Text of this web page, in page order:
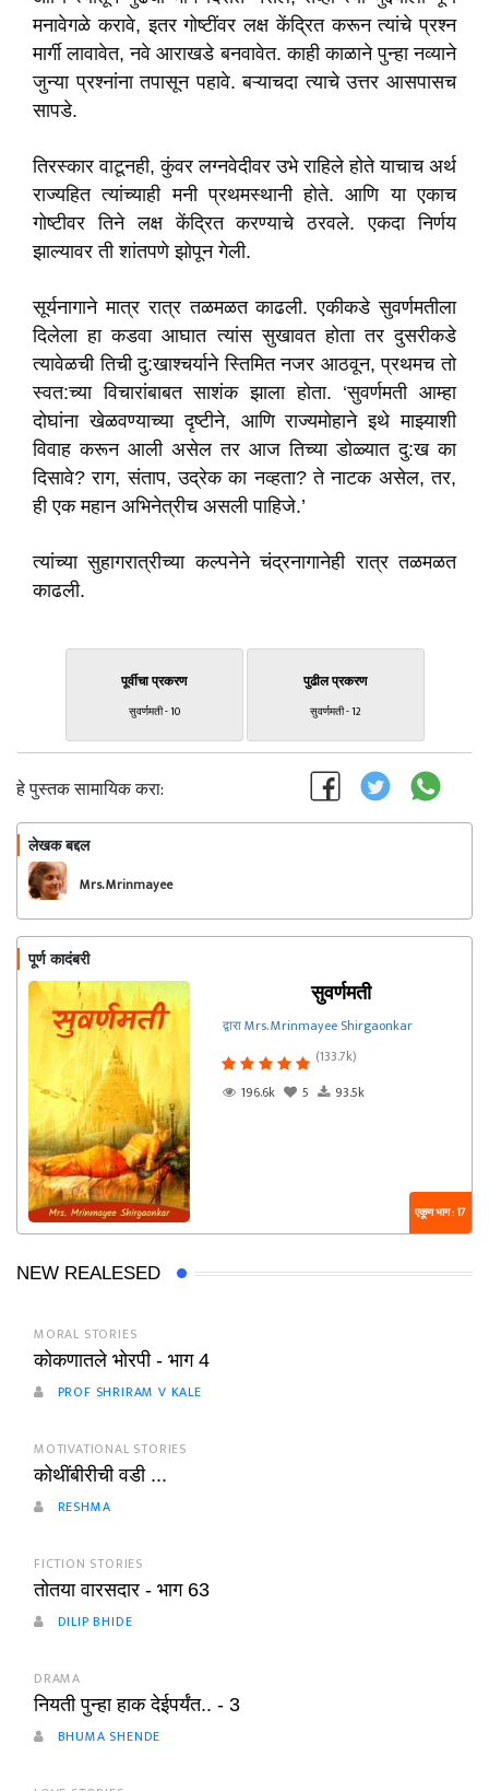
मनावेगळे करावे, इतर गोष्टींवर लक्ष केंद्रित करून त्यांचे प्रश्न
मार्गी लावावेत, नवे आराखडे बनवावेत. काही काळाने पुन्हा नव्याने
जुन्या प्रश्नांना तपासून पहावे. बऱ्याचदा त्याचे उत्तर आसपासच
सापडे.
तिरस्कार वाटूनही, कुंवर लग्नवेदीवर उभे राहिले होते याचाच अर्थ
राज्यहित त्यांच्याही मनी प्रथमस्थानी होते. आणि या एकाच
गोष्टीवर तिने लक्ष केंद्रित करण्याचे ठरवले. एकदा निर्णय
झाल्यावर ती शांतपणे झोपून गेली.
सूर्यनागाने मात्र रात्र तळमळत काढली. एकीकडे सुवर्णमतीला
दिलेला हा कडवा आघात त्यांस सुखावत होता तर दुसरीकडे
त्यावेळची तिची दु:खाश्चर्याने स्तिमित नजर आठवून, प्रथमच तो
स्वत:च्या विचारांबाबत साशंक झाला होता. ‘सुवर्णमती आम्हा
दोघांना खेळवण्याच्या दृष्टीने, आणि राज्यमोहाने इथे माझ्याशी
विवाह करून आली असेल तर आज तिच्या डोळ्यात दु:ख का
दिसावे? राग, संताप, उद्रेक का नव्हता? ते नाटक असेल, तर,
ही एक महान अभिनेत्रीच असली पाहिजे.’
त्यांच्या सुहागरात्रीच्या कल्पनेने चंद्रनागानेही रात्र तळमळत
काढली.
पूर्वीचा प्रकरण
सुवर्णमती - 10
पुढील प्रकरण
सुवर्णमती - 12
हे पुस्तक सामायिक करा:
लेखक बद्दल
Mrs. Mrinmayee
Shirgaonkar
पूर्ण कादंबरी
सुवर्णमती
द्वारा Mrs. Mrinmayee Shirgaonkar
(133.7k)
196.6k
5 93.5k
एकूण भाग : 17
NEW REALESED
MORAL STORIES
कोकणातले भोरपी - भाग 4
PROF SHRIRAM V KALE
MOTIVATIONAL STORIES
कोथींबीरीची वडी ...
RESHMA
FICTION STORIES
तोतया वारसदार - भाग 63
DILIP BHIDE
DRAMA
नियती पुन्हा हाक देईपर्यंत.. - 3
BHUMA SHENDE